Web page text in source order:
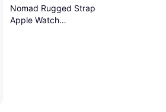
Nomad Rugged Strap
Apple Watch